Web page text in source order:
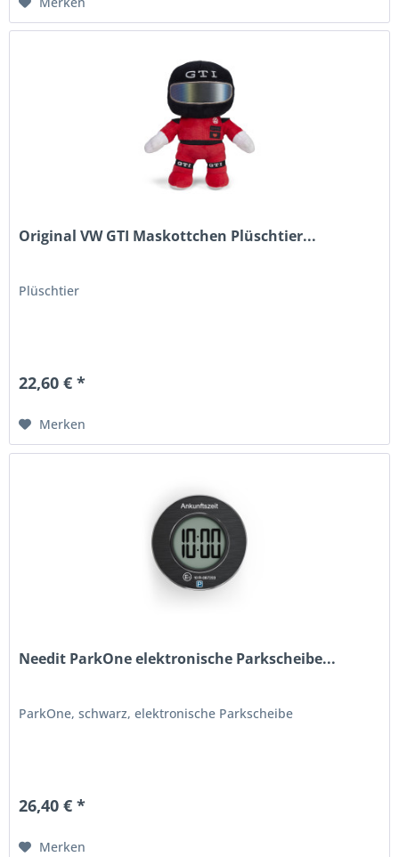
Original VW GTI Maskottchen Plüschtier...
Plüschtier
22,60 € *
Merken
Needit ParkOne elektronische Parkscheibe...
ParkOne, schwarz, elektronische Parkscheibe
26,40 € *
Merken